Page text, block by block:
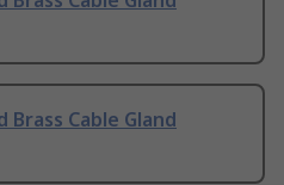
Brass Cable Gland